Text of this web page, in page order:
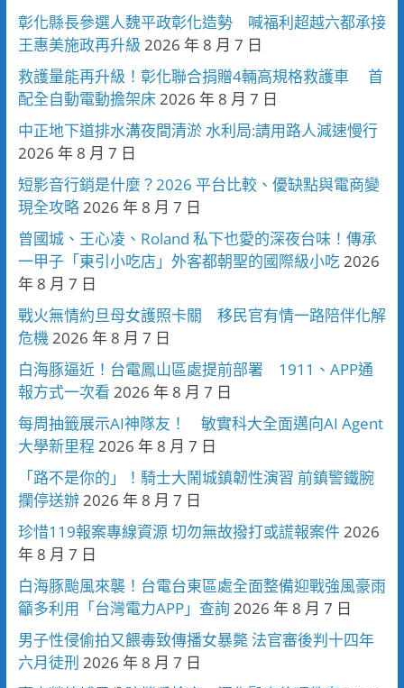
彰化縣長參選人魏平政彰化造勢 喊福利超越六都承接
王惠美施政再升級 2026 年 8 月 7 日
救護量能再升級！彰化聯合捐贈4輛高規格救護車 首
配全自動電動擔架床2026 年 8 月 7 日
中正地下道排水溝夜間清淤 水利局:請用路人減速慢行
2026 年 8 月 7 日
短影音行銷是什麼？2026 平台比較、優缺點與電商變
現全攻略2026 年 8 月 7 日
曾國城、王心凌、Roland 私下也愛的深夜台味！傳承
一甲子「東引小吃店」外客都朝聖的國際級小吃2026
年 8 月 7 日
戰火無情約旦母女護照卡關 移民官有情一路陪伴化解
危機2026 年 8 月 7 日
白海豚逼近！台電鳳山區處提前部署 1911、APP通
報方式一次看 2026 年 8 月 7 日
每周抽籤展示AI神隊友！ 敏實科大全面邁向AI Agent
大學新里程 2026 年 8 月 7 日
「路不是你的」！騎士大鬧城鎮韌性演習 前鎮警鐵腕
攔停送辦2026 年 8 月 7 日
珍惜119報案專線資源 切勿無故撥打或謊報案件2026
年 8 月 7 日
白海豚颱風來襲！台電台東區處全面整備迎戰強風豪雨
籲多利用「台灣電力APP」查詢 2026 年 8 月 7 日
男子性侵偷拍又餵毒致傳播女暴斃 法官審後判十四年
六月徒刑 2026 年 8 月 7 日